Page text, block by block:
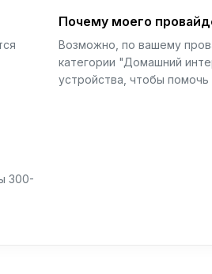
Почему моего
Возможно, по вашему
категории "Домашний
устройства, чтобы помочь
300-